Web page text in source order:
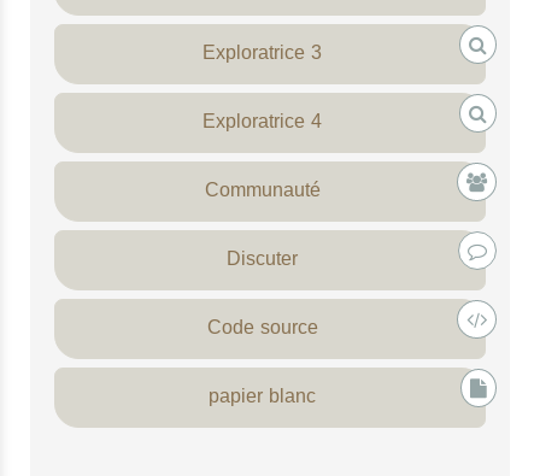
Exploratrice 3
Exploratrice 4
Communauté
Discuter
Code source
papier blanc